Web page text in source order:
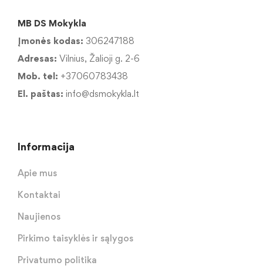
MB DS Mokykla
Įmonės kodas: 306247188
Adresas: Vilnius, Žalioji g. 2-6
Mob. tel: +37060783438
El. paštas: info@dsmokykla.lt
Informacija
Apie mus
Kontaktai
Naujienos
Pirkimo taisyklės ir sąlygos
Privatumo politika